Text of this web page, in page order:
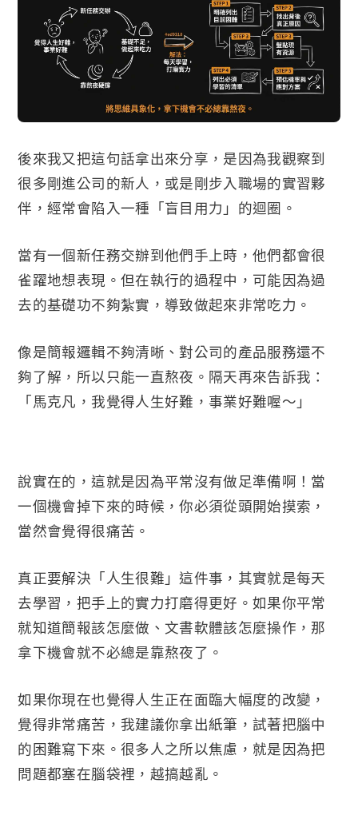
後來我又把這句話拿出來分享，是因為我觀察到
很多剛進公司的新人，或是剛步入職場的實習夥
伴，經常會陷入一種「盲目用力」的迴圈。
當有一個新任務交辦到他們手上時，他們都會很
雀躍地想表現。但在執行的過程中，可能因為過
去的基礎功不夠紮實，導致做起來非常吃力。
像是簡報邏輯不夠清晰、對公司的產品服務還不
夠了解，所以只能一直熬夜。隔天再來告訴我：
「馬克凡，我覺得人生好難，事業好難喔～」
說實在的，這就是因為平常沒有做足準備啊！當
一個機會掉下來的時候，你必須從頭開始摸索，
當然會覺得很痛苦。
真正要解決「人生很難」這件事，其實就是每天
去學習，把手上的實力打磨得更好。如果你平常
就知道簡報該怎麼做、文書軟體該怎麼操作，那
拿下機會就不必總是靠熬夜了。
如果你現在也覺得人生正在面臨大幅度的改變，
覺得非常痛苦，我建議你拿出紙筆，試著把腦中
的困難寫下來。很多人之所以焦慮，就是因為把
問題都塞在腦袋裡，越搞越亂。